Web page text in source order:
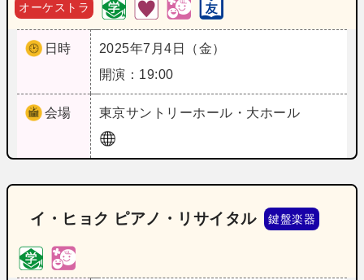
オーケストラ
日時
2025年7月4日（金）
開演：19:00
会場 東京サントリーホール・大ホール
イ・ヒョク ピアノ・リサイタル 鍵盤楽器